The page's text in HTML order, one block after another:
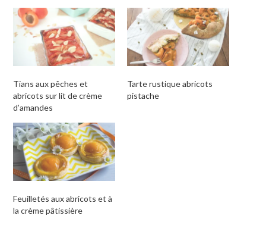
à
un
ami(ouvre
dans
une
nouvelle
fenêtre)
fenêtre) fenêtre) fenêtre)
Tians aux pêches et
abricots sur lit de crème
d’amandes
Tarte rustique abricots
pistache
Feuilletés aux abricots et à
la crème pâtissière